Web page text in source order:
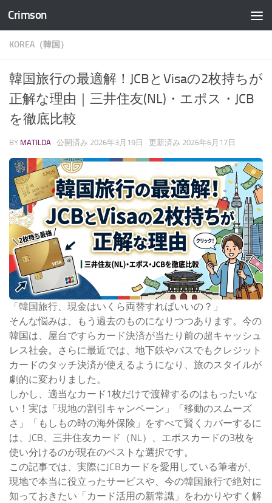
コンテンツへスキップ
Crimson
KOREA（韓国）
韓国旅行の最適解！JCBとVisaの2枚持ちが
正解な理由｜三井住友(NL)・エポス・JCB
を徹底比較
BY MATILDA · 公開済み 2026年3月19日 · 更新済み 2026年6月17日
「韓国旅行、現金はいくら両替すればいいの？」
そんな悩みは、もう過去のものになりつつあります。今の
韓国は、屋台ですらカード決済が当たり前の超キャッシュ
レス社会。さらに最近では、地下鉄やバスでもクレジット
カードのタッチ決済が使えるようになり、旅のスタイルが
劇的に変わりました。
しかし、適当なカード1枚だけで渡韓するのはもったいな
い！実は「現地の割引キャンペーン」「移動のスムーズ
さ」「もしもの時の海外保険」をすべて賢くカバーするに
は、JCB、三井住友カード（NL）、エポスカードの3枚を
使い分けるのが現在のベストな選択です。
この記事では、実際にJCBカードを愛用している筆者が、
現地で本当に役立ったサービスや、今の韓国旅行で絶対に
知っておきたい「カード活用の新常識」をわかりやすく解